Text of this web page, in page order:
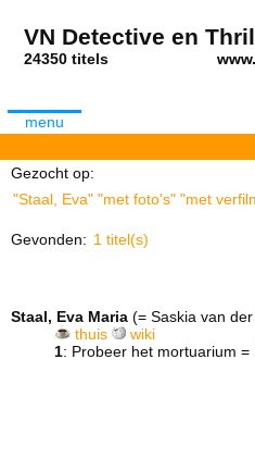
VN Detective en
24350 titels
menu
Gezocht op:
"Staal, Eva" "met foto's" "met
Gevonden: 1 titel(s)
Staal, Eva Maria (= Saskia van der
thuis
wiki
1: Probeer het mortuarium